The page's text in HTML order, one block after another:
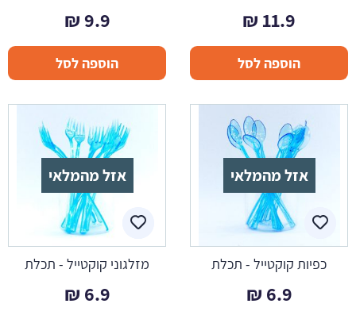
11.9
₪
הוספה לסל
9.9
₪
הוספה לסל
אזל מהמלאי
כפיות קוקטייל - תכלת
6.9
₪
אזל מהמלאי
מזלגוני קוקטייל - תכלת
6.9
₪